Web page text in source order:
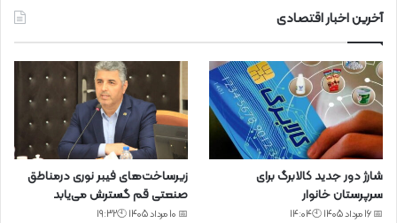
آخرین اخبار اقتصادی
شارژ دور جدید کالابرگ برای
سرپرستان خانوار
📅 16 مرداد 1405 🕙14:04
زیرساخت‌های فیبر نوری درمناطق
صنعتی قم گسترش می‌یابد
📅 10 مرداد 1405 🕙19:32